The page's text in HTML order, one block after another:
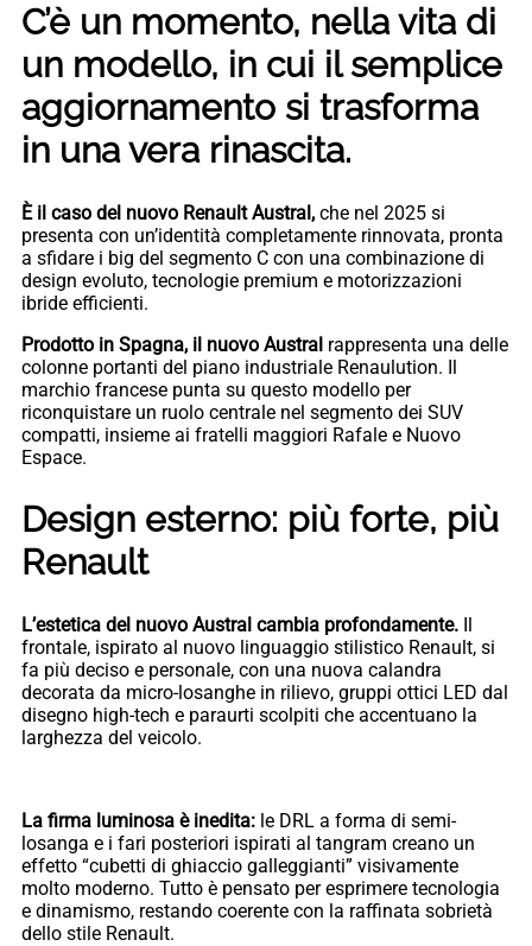
C’è un momento, nella vita di
un modello, in cui il semplice
aggiornamento si trasforma
in una vera rinascita.
È il caso del nuovo Renault Austral, che nel 2025 si
presenta con un’identità completamente rinnovata, pronta
a sfidare i big del segmento C con una combinazione di
design evoluto, tecnologie premium e motorizzazioni
ibride efficienti.
Prodotto in Spagna, il nuovo Austral rappresenta una delle
colonne portanti del piano industriale Renaulution. Il
marchio francese punta su questo modello per
riconquistare un ruolo centrale nel segmento dei SUV
compatti, insieme ai fratelli maggiori Rafale e Nuovo
Espace.
Design esterno: più forte, più
Renault
L’estetica del nuovo Austral cambia profondamente. Il
frontale, ispirato al nuovo linguaggio stilistico Renault, si
fa più deciso e personale, con una nuova calandra
decorata da micro-losanghe in rilievo, gruppi ottici LED dal
disegno high-tech e paraurti scolpiti che accentuano la
larghezza del veicolo.
La firma luminosa è inedita: le DRL a forma di semi-
losanga e i fari posteriori ispirati al tangram creano un
effetto “cubetti di ghiaccio galleggianti” visivamente
molto moderno. Tutto è pensato per esprimere tecnologia
e dinamismo, restando coerente con la raffinata sobrietà
dello stile Renault.